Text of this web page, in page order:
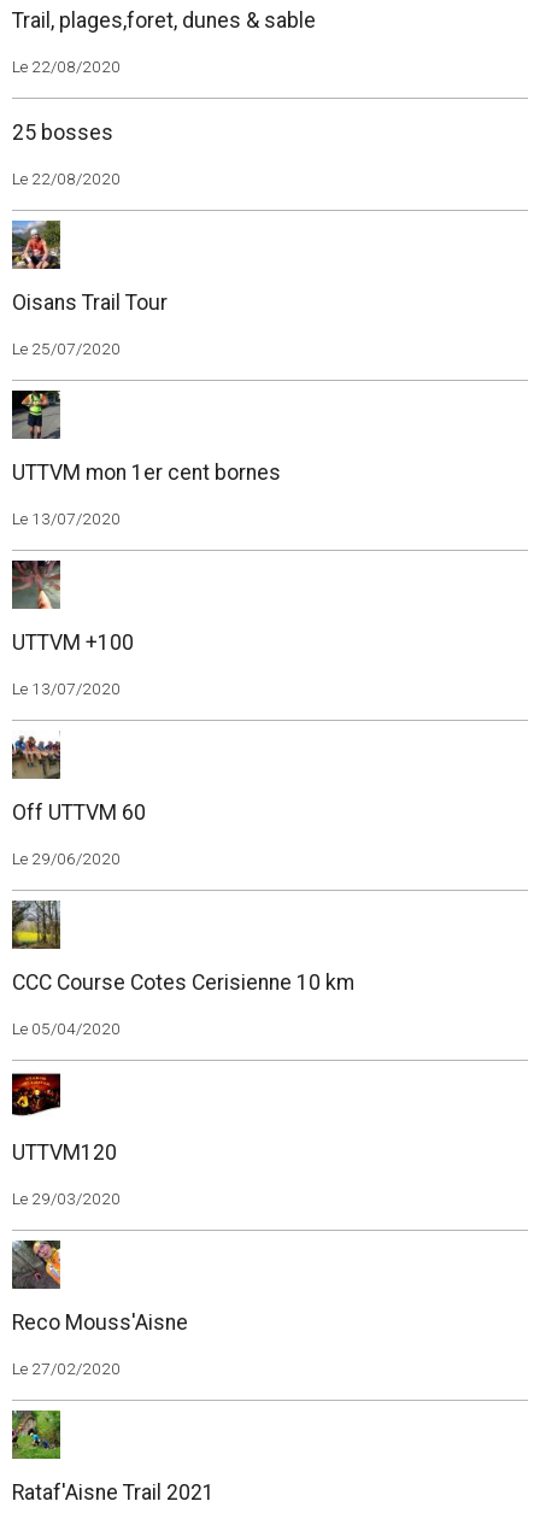
Trail, plages,foret, dunes & sable
Le 22/08/2020
25 bosses
Le 22/08/2020
Oisans Trail Tour
Le 25/07/2020
UTTVM mon 1er cent bornes
Le 13/07/2020
UTTVM +100
Le 13/07/2020
Off UTTVM 60
Le 29/06/2020
CCC Course Cotes Cerisienne 10 km
Le 05/04/2020
UTTVM120
Le 29/03/2020
Reco Mouss'Aisne
Le 27/02/2020
Rataf'Aisne Trail 2021